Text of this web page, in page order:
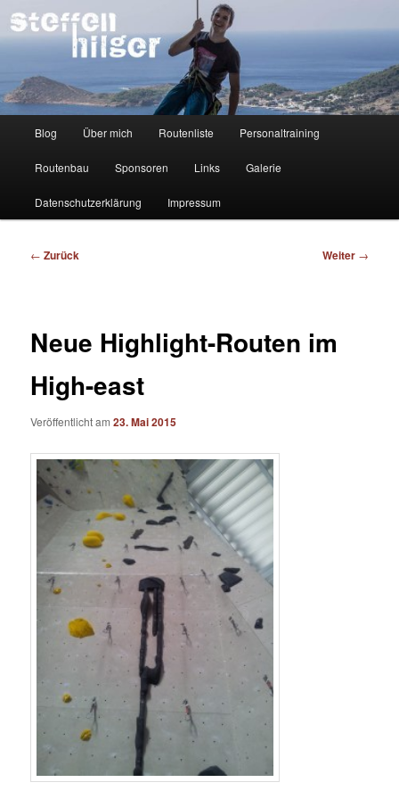
Zum
Inhalt
wechseln
Steffen Hilger
Blog Über mich Routenliste Personaltraining
Routenbau Sponsoren Links Galerie
Datenschutzerklärung Impressum
Beitragsnavigation
← Zurück Weiter →
Neue Highlight-Routen im
High-east
Veröffentlicht am23. Mai 2015